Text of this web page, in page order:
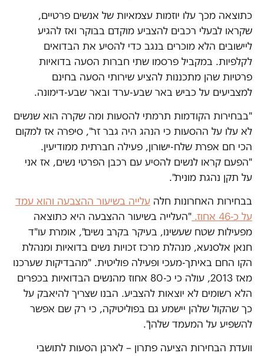
כתוצאה מכך עלו יוזמות עצמאיות של אנשים פרטיים,
שקראו לבעלי רכבים להצביע מוקדם בבוקר ואז להגיע
ליישובים הלא מוכרים בנגב כדי להסיע את הבדואים
לקלפיות. במקביל פרסמו שתי חברות הסעה בדואיות
פרטיות שהן מתכננות להציע שירותי הסעה בחינם
למצביעים על כביש באר שבע-ערד ובאר שבע-דימונה.
"בבחירות הקודמות תרמתי להסעות ומה שקרה הוא שנשים
לא עלו על ההסעות כי הנהג היה גבר זר", סיפרה אז למקום
הכי חם אפרת שלח-ישורון, פעילה חברתית ממודיעין.
"הפעם קראו לנשים להסיע עם רכבן הפרטי נשים, אז אני
על תקן נהגת מונית".
בבחירות האחרונות חלה עלייה בשיעור ההצבעה והוא עמד
על כ-46 אחוז.
"העלייה בשיעור ההצבעה היא כתוצאה
מפעילות שטח שעשינו, בעיקר בקרב נשים", אומרת עו"ד
חנאן אלסנעא, מנהלת מרכז זכויות נשים בדואיות ומנהלת
הקו החם באיתך-מעכי ופעילה פוליטית. "מהבדיקות שערכנו
מאז 2013, עולה כי כ-80 אחוז מהנשים הבדואיות בכפרים
הלא רשומים לא יוצאות להצביע. הבנו שצריך להיאבק על
כך שהקול שלהן יישמע גם בפוליטיקה, כי רק שם אפשר
להשפיע על המעמד שלהן".
וועדת הבחירות הציעה פתרון – לארגן הסעות לתושבי